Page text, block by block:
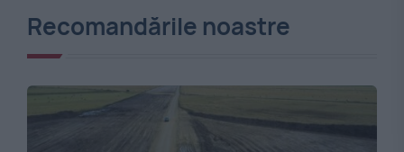
Recomandările noastre